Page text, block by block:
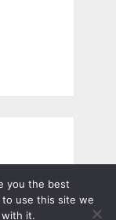
you the best
use this site we
with it.